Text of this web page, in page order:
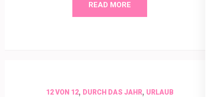
READ MORE
12 VON 12, DURCH DAS JAHR, URLAUB